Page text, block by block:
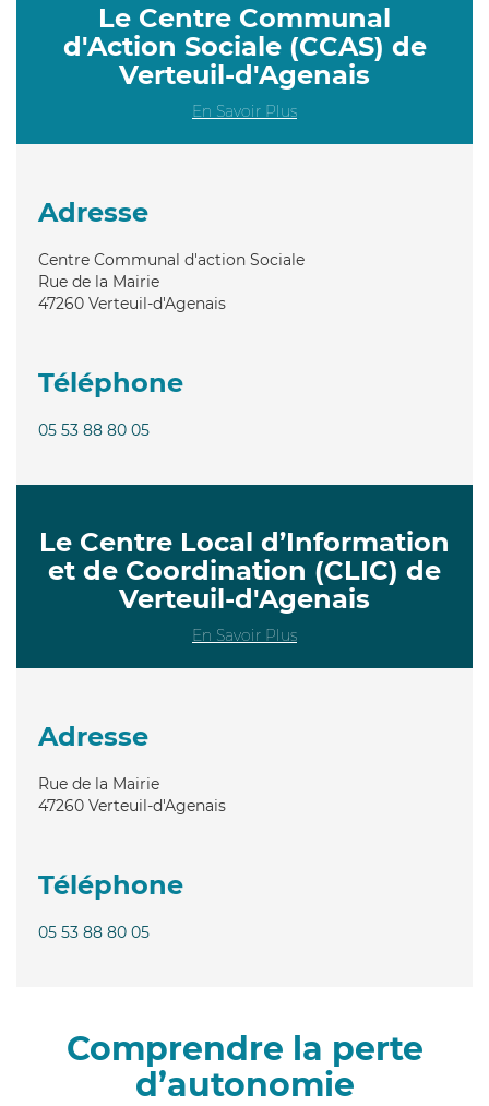
Le Centre Communal
d'Action Sociale (CCAS) de
Verteuil-d'Agenais
En Savoir Plus
Adresse
Centre Communal d'action Sociale
Rue de la Mairie
47260 Verteuil-d'Agenais
Téléphone
05 53 88 80 05
Le Centre Local d’Information
et de Coordination (CLIC) de
Verteuil-d'Agenais
En Savoir Plus
Adresse
Rue de la Mairie
47260 Verteuil-d'Agenais
Téléphone
05 53 88 80 05
Comprendre la perte
d’autonomie